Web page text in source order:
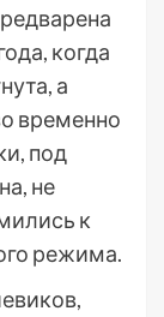
когда
а
временно
под
не
к
режима.